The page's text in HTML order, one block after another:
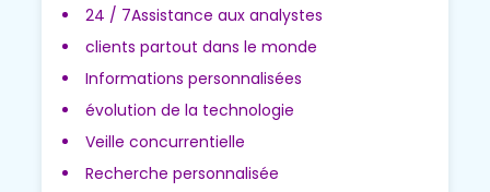
24 / 7Assistance aux analystes
clients partout dans le monde
Informations personnalisées
évolution de la technologie
Veille concurrentielle
Recherche personnalisée